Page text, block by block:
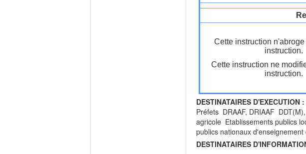
Cette instruction
instruction.
Cette instruction ne
instruction.
DESTINATAIRES D'EXECUTION :
Préfets DRAAF, DRIAAF
agricole Etablissements publics
publics nationaux
DESTINATAIRES